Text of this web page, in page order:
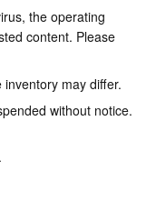
the operating
content. Please
may differ.
without notice.